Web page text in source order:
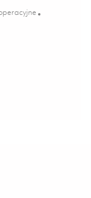
01828310